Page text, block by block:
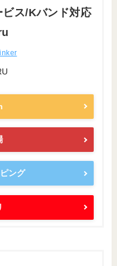
ス/Kバンド対応
ング